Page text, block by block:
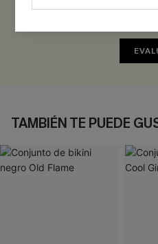
Sé el
TAMBIÉN TE PUEDE